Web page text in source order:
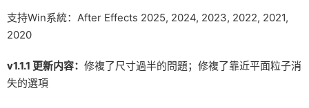
支持Win系統：After Effects 2025, 2024, 2023, 2022, 2021,
2020
v1.1.1 更新内容： 修複了尺寸過半的問題；修複了靠近平面粒子消
失的選項